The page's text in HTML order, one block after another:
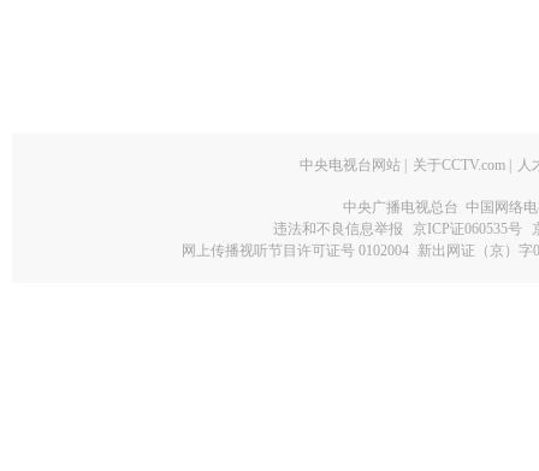
中央电视台网站 关于CCTV.com 人
中央广播电视总台 中国网络
违法和不良信息举报
京ICP证060535号
网上传播视听节目许可证号 0102004 新出网证（京）